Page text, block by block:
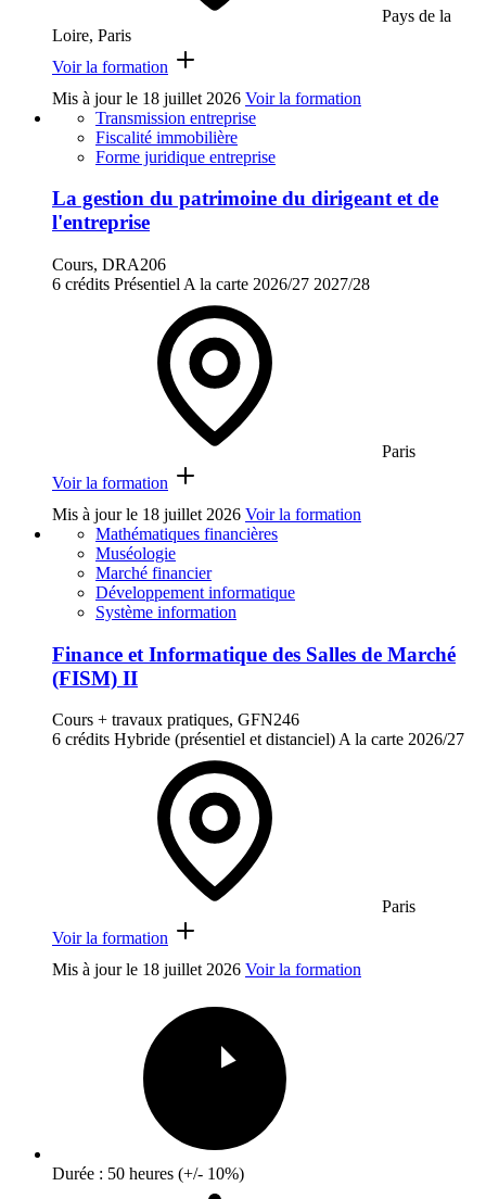
Pays de la
Loire, Paris
Voir la formation
Mis à jour le 18 juillet 2026 Voir la formation
Transmission entreprise
Fiscalité immobilière
Forme juridique entreprise
La gestion du patrimoine du dirigeant et de
l'entreprise
Cours, DRA206
6 crédits Présentiel A la carte 2026/27 2027/28
Paris
Voir la formation
Mis à jour le 18 juillet 2026 Voir la formation
Mathématiques financières
Muséologie
Marché financier
Développement informatique
Système information
Finance et Informatique des Salles de Marché
(FISM) II
Cours + travaux pratiques, GFN246
6 crédits Hybride (présentiel et distanciel)A la carte 2026/27
Paris
Voir la formation
Mis à jour le 18 juillet 2026 Voir la formation
Durée : 50 heures (+/- 10%)